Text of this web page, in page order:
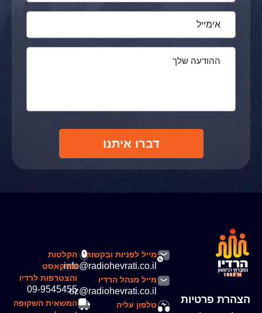
דברו איתנו
הצהרת פרטיות
info@radiohevrati.co.il
מייל לפניות ובקשות
oz@radiohevrati.co.il
מייל מנהל הרדיו
טלפון עליה
09-9545455
הקלטות
פודקאסט
והצטרפות לרדיו
המשאית השקופה